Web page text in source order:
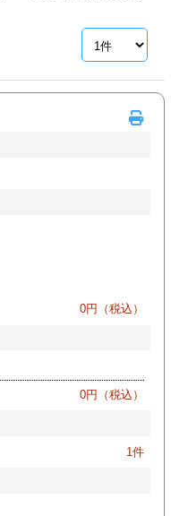
0円（税込）
0円（税込）
1件